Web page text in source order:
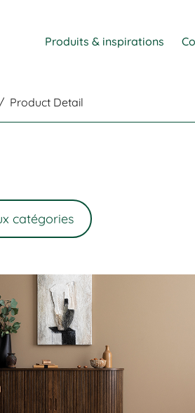
Produits & inspirations
/ Product Detail
catégories